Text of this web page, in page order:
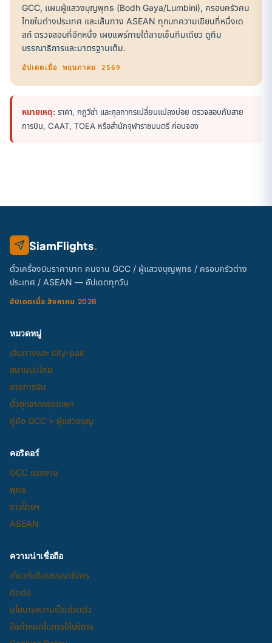
GCC, แผนผู้แสวงบุญพุทธ (Bodh Gaya/Lumbini), ครอบครัวคน
ไทยในต่างประเทศ และเส้นทาง ASEAN ทุกบทความเขียนที่หนึ่งเด
สก์ ตรวจสอบที่อีกหนึ่ง เผยแพร่ภายใต้ลายเซ็นทีมเดียว ดูทีม
บรรณาธิการและมาตรฐานเต็ม.
อัปเดตเมื่อ พฤษภาคม 2569
หมายเหตุ: ราคา, กฎวีซ่า และศุลกากรเปลี่ยนแปลงบ่อย ตรวจสอบกับสาย
การบิน, CAAT, TOEA หรือสำนักจุฬาราชมนตรี ก่อนจอง
SiamFlights.
ตั๋วเครื่องบินราคาบาท คนงาน GCC / ผู้แสวงบุญพุทธ / ครอบครัวต่าง
ประเทศ / ASEAN — อัปเดตทุกวัน
อัปเดตเมื่อ สิงหาคม 2026
หมวดหมู่
เส้นทางและ city-pair
สนามบินไทย
สายการบิน
ตั๋วถูกจากกรุงเทพฯ
คู่มือ GCC + ผู้แสวงบุญ
คอริดอร์
GCC แรงงาน
พุทธ
ชาวไทยฯ
ASEAN
ความน่าเชื่อถือ
เกี่ยวกับทีมบรรณาธิการ
ติดต่อ
นโยบายความเป็นส่วนตัว
ข้อกำหนดในการให้บริการ